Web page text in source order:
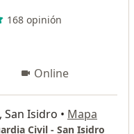
168 opinión
Online
San Isidro • Mapa
Civil - San Isidro